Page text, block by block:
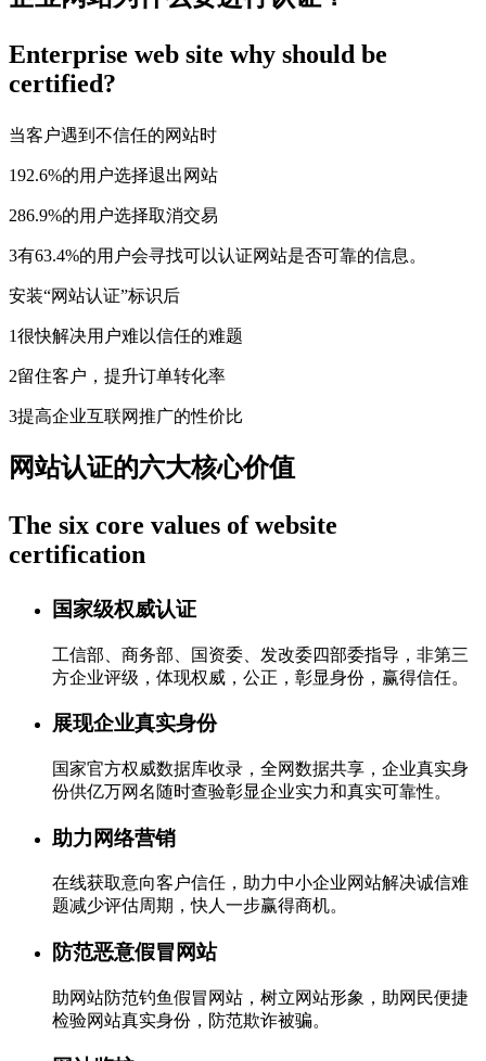
Enterprise web site why should be
certified?
当客户遇到不信任的网站时
192.6%的用户选择退出网站
286.9%的用户选择取消交易
3有63.4%的用户会寻找可以认证网站是否可靠的信息。
安装“网站认证”标识后
1很快解决用户难以信任的难题
2留住客户，提升订单转化率
3提高企业互联网推广的性价比
网站认证的六大核心价值
The six core values of website
certification
国家级权威认证
工信部、商务部、国资委、发改委四部委指导，非第三
方企业评级，体现权威，公正，彰显身份，赢得信任。
展现企业真实身份
国家官方权威数据库收录，全网数据共享，企业真实身
份供亿万网名随时查验彰显企业实力和真实可靠性。
助力网络营销
在线获取意向客户信任，助力中小企业网站解决诚信难
题减少评估周期，快人一步赢得商机。
防范恶意假冒网站
助网站防范钓鱼假冒网站，树立网站形象，助网民便捷
检验网站真实身份，防范欺诈被骗。